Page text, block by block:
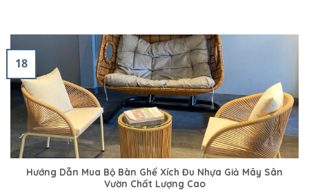
Hướng Dẫn Mua Bộ Bàn Ghế Xích Đu Nhựa Giả Mây Sân
Vườn Chất Lượng Cao
18